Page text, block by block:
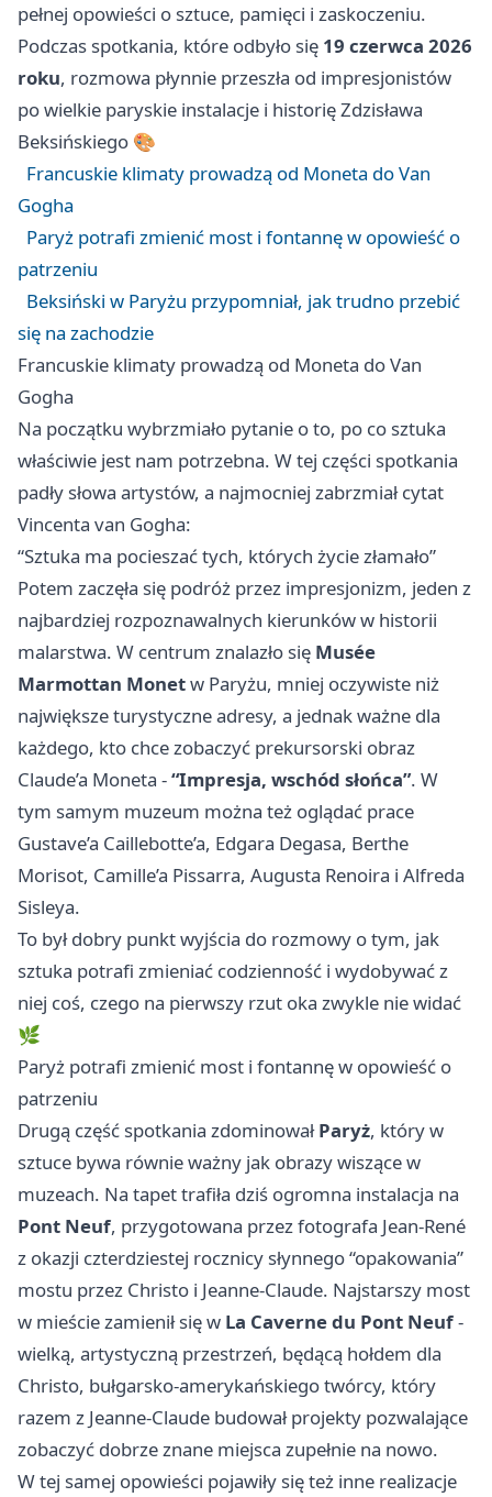
pełnej opowieści o sztuce, pamięci i zaskoczeniu.
Podczas spotkania, które odbyło się 19 czerwca 2026
roku, rozmowa płynnie przeszła od impresjonistów
po wielkie paryskie instalacje i historię Zdzisława
Beksińskiego 🎨
Francuskie klimaty prowadzą od Moneta do Van
Gogha
Paryż potrafi zmienić most i fontannę w opowieść o
patrzeniu
Beksiński w Paryżu przypomniał, jak trudno przebić
się na zachodzie
Francuskie klimaty prowadzą od Moneta do Van
Gogha
Na początku wybrzmiało pytanie o to, po co sztuka
właściwie jest nam potrzebna. W tej części spotkania
padły słowa artystów, a najmocniej zabrzmiał cytat
Vincenta van Gogha:
“Sztuka ma pocieszać tych, których życie złamało”
Potem zaczęła się podróż przez impresjonizm, jeden z
najbardziej rozpoznawalnych kierunków w historii
malarstwa. W centrum znalazło się Musée
Marmottan Monetw Paryżu, mniej oczywiste niż
największe turystyczne adresy, a jednak ważne dla
każdego, kto chce zobaczyć prekursorski obraz
Claude’a Moneta -“Impresja, wschód słońca”. W
tym samym muzeum można też oglądać prace
Gustave’a Caillebotte’a, Edgara Degasa, Berthe
Morisot, Camille’a Pissarra, Augusta Renoira i Alfreda
Sisleya.
To był dobry punkt wyjścia do rozmowy o tym, jak
sztuka potrafi zmieniać codzienność i wydobywać z
niej coś, czego na pierwszy rzut oka zwykle nie widać
🌿
Paryż potrafi zmienić most i fontannę w opowieść o
patrzeniu
Drugą część spotkania zdominowałParyż, który w
sztuce bywa równie ważny jak obrazy wiszące w
muzeach. Na tapet trafiła dziś ogromna instalacja na
Pont Neuf, przygotowana przez fotografa Jean-René
z okazji czterdziestej rocznicy słynnego “opakowania”
mostu przez Christo i Jeanne-Claude. Najstarszy most
w mieście zamienił się w La Caverne du Pont Neuf-
wielką, artystyczną przestrzeń, będącą hołdem dla
Christo, bułgarsko-amerykańskiego twórcy, który
razem z Jeanne-Claude budował projekty pozwalające
zobaczyć dobrze znane miejsca zupełnie na nowo.
W tej samej opowieści pojawiły się też inne realizacje